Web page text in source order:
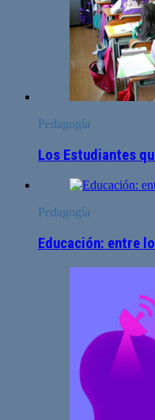
Pedagogía
Los Estudiantes
Pedagogía
Educación: entre